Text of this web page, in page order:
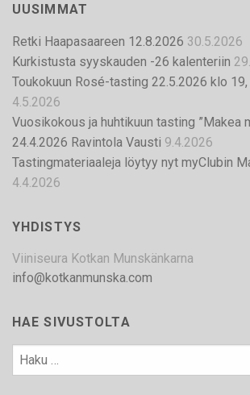
UUSIMMAT
Retki Haapasaareen 12.8.2026 30.5.2026
Kurkistusta syyskauden -26 kalenteriin
Toukokuun Rosé-tasting 22.5.2026 klo
4.5.2026
Vuosikokous ja huhtikuun tasting ”Makea
24.4.2026 Ravintola Vausti 9.4.2026
Tastingmateriaaleja löytyy nyt myClubin
4.4.2026
YHDISTYS
Viiniseura Kotkan Munskänkarna
info@kotkanmunska.com
HAE SIVUSTOLTA
HAKU: